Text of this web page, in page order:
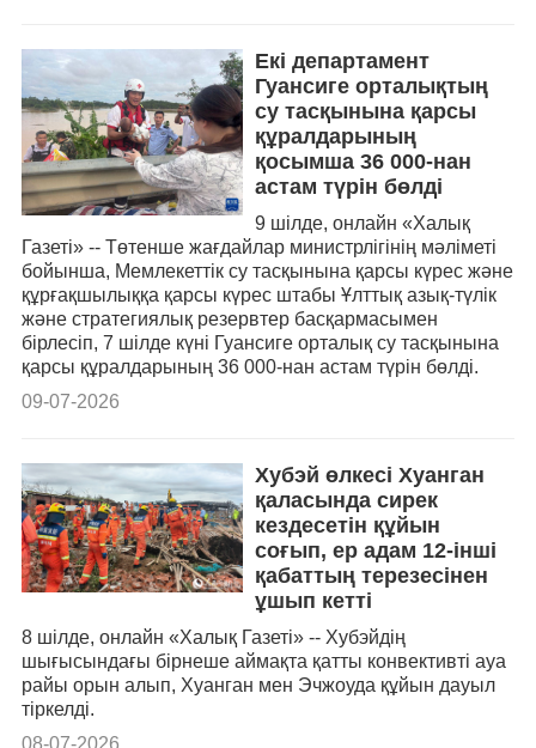
Екі департамент
Гуансиге орталықтың
су тасқынына қарсы
құралдарының
қосымша 36 000-нан
астам түрін бөлді
9 шілде, онлайн «Халық
Газеті» -- Төтенше жағдайлар министрлігінің мәліметі
бойынша, Мемлекеттік су тасқынына қарсы күрес және
құрғақшылыққа қарсы күрес штабы Ұлттық азық-түлік
және стратегиялық резервтер басқармасымен
бірлесіп, 7 шілде күні Гуансиге орталық су тасқынына
қарсы құралдарының 36 000-нан астам түрін бөлді.
09-07-2026
Хубэй өлкесі Хуанган
қаласында сирек
кездесетін құйын
соғып, ер адам 12-інші
қабаттың терезесінен
ұшып кетті
8 шілде, онлайн «Халық Газеті» -- Хубэйдің
шығысындағы бірнеше аймақта қатты конвективті ауа
райы орын алып, Хуанган мен Эчжоуда құйын дауыл
тіркелді.